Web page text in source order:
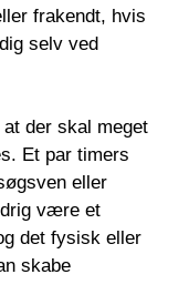
frakendt, hvis
selv ved
der skal meget
Et par timers
eller
være et
det fysisk eller
skabe